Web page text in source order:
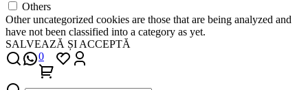
Others
Other uncategorized cookies are those that are being analyzed and
have not been classified into a category as yet.
SALVEAZĂ ȘI ACCEPTĂ
0